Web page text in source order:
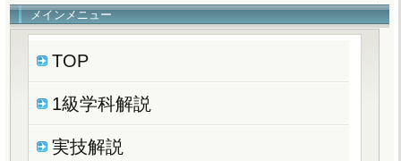
メインメニュー
TOP
1級学科解説
実技解説